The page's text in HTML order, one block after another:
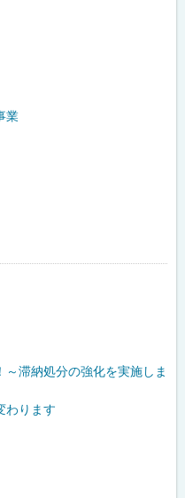
業
滞納処分の強化を実施しま
わります